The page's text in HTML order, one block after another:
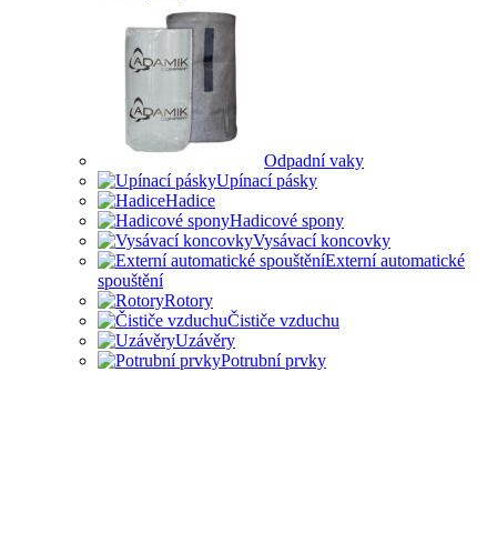
Odpadní vaky
Upínací pásky
Hadice
Hadicové spony
Vysávací koncovky
Externí automatické
spouštění
Rotory
Čističe vzduchu
Uzávěry
Potrubní prvky